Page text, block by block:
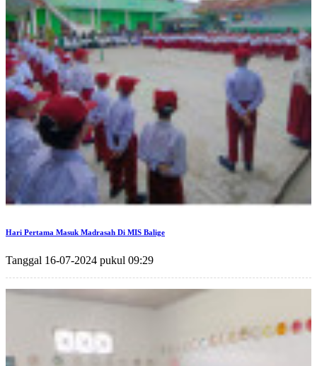
Hari Pertama Masuk Madrasah Di MIS Balige
Tanggal 16-07-2024 pukul 09:29